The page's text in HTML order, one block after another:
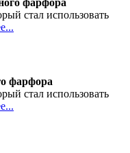
фарфора
стал использовать
фарфора
стал использовать